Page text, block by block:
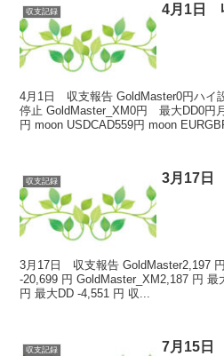
収支記録 4月1日
4月1日 収支報告 GoldMaster0円ハイ
停止 GoldMaster_XM0円 最大DD0円
円 moon USDCAD559円 moon
収支記録 3月17日
3月17日 収支報告 GoldMaster2,197
-20,699 円 GoldMaster_XM2,187 円 最
円 最大DD -4,551 円 収...
収支記録 7月15日